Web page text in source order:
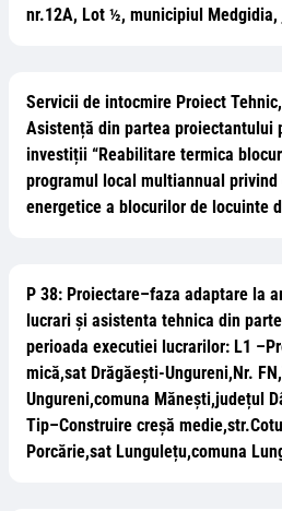
nr.12A, Lot ½, municipiul Medgidia,
Servicii de intocmire Proiect
Asistență din partea proiectantului
investiții “Reabilitare termica
programul local multiannual
energetice a blocurilor de locuinte
P 38: Proiectare–faza adaptare la
lucrari și asistenta tehnica din
perioada executiei lucrarilor: L1
mică,sat Drăgăești-Ungureni,Nr.
Ungureni,comuna Mănești,județul
Tip–Construire creșă
Porcărie,sat Lungulețu,comuna